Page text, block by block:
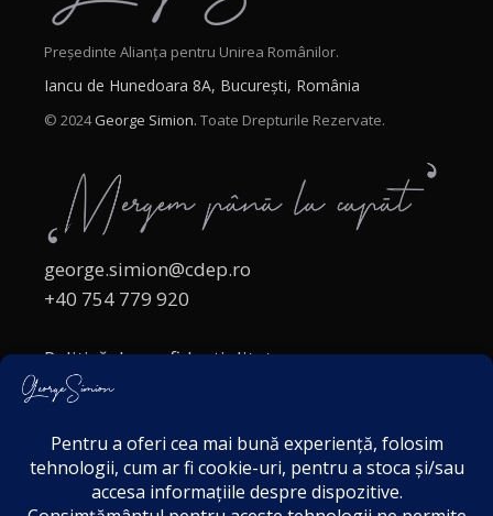
Președinte Alianța pentru Unirea Românilor.
Iancu de Hunedoara 8A, București, România
© 2024George Simion. Toate Drepturile Rezervate.
george.simion@cdep.ro
+40 754 779 920
Politică de confidențialitate
Politica cookies
Acordul de markting
Disclaimer